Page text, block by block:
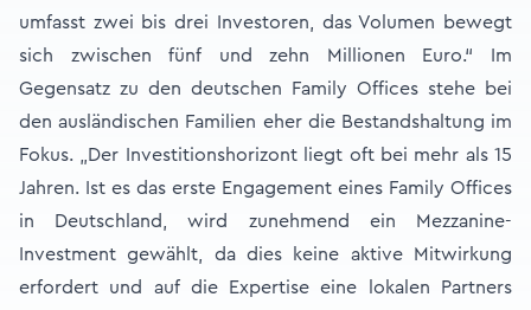
umfasst zwei bis drei Investoren, das Volumen bewegt
sich zwischen fünf und zehn Millionen Euro.“ Im
Gegensatz zu den deutschen Family Offices stehe bei
den ausländischen Familien eher die Bestandshaltung im
Fokus. „Der Investitionshorizont liegt oft bei mehr als 15
Jahren. Ist es das erste Engagement eines Family Offices
in Deutschland, wird zunehmend ein Mezzanine-
Investment gewählt, da dies keine aktive Mitwirkung
erfordert und auf die Expertise eine lokalen Partners